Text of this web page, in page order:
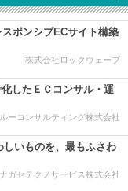
ポンシブECサイト構築
株式会社ロックウェーブ
したＥＣコンサル・運
ルーコンサルティング株式会社
いものを、最もふさわ
ナガセテクノサービス株式会社